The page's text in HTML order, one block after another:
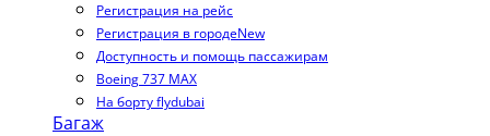
Регистрация на рейс
Регистрация в городеNew
Доступность и помощь пассажирам
Boeing 737 MAX
На борту flydubai
Багаж